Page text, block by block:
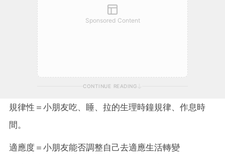
Sponsored Content
CONTINUE READING
規律性＝小朋友吃、睡、拉的生理時鐘規律、作息時
間。
適應度＝小朋友能否調整自己去適應生活轉變